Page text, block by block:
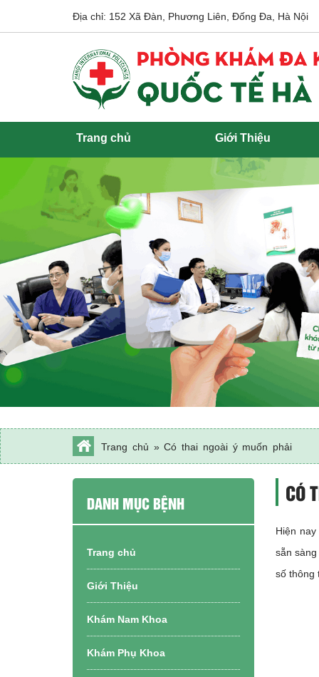
Địa chỉ: 152 Xã Đàn, Phương Liên, Đống Đa, Hà Nội
Trang chủ Giới Thiệu
Trang chủ »Có thai ngoài ý muốn phải
làm sao?
DANH MỤC BỆNH
Trang chủ
Giới Thiệu
Khám Nam Khoa
Khám Phụ Khoa
CÓ
Hiện
sẵn
số thông